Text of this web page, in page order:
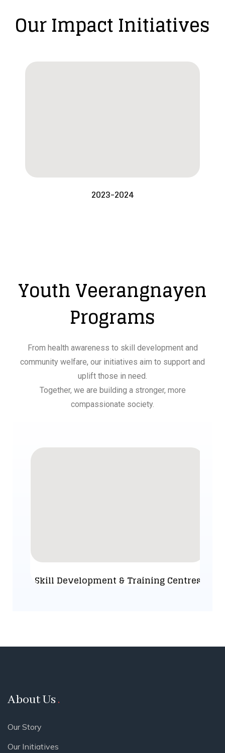
Our Impact Initiatives
2023-2024
Youth Veerangnayen
Programs
From health awareness to skill development and
community welfare, our initiatives aim to support and
uplift those in need.
Together, we are building a stronger, more
compassionate society.
Skill Development & Training Centres
About Us
Our Story
Our Initiatives